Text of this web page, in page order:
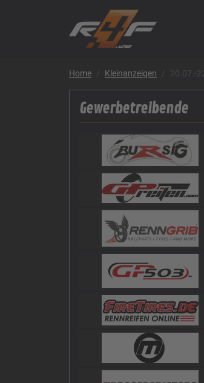
Home Kleinanzeigen 20.07.-
Gewerbetreibende